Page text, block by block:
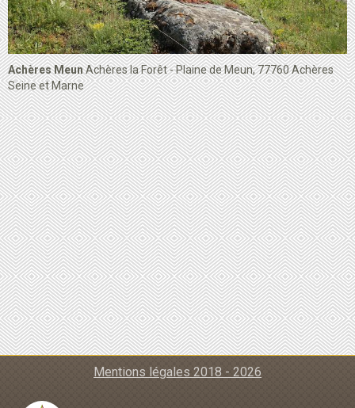
Achères MeunAchères la Forêt - Plaine de Meun, 77760 Achères
Seine et Marne
Mentions légales 2018 - 2026